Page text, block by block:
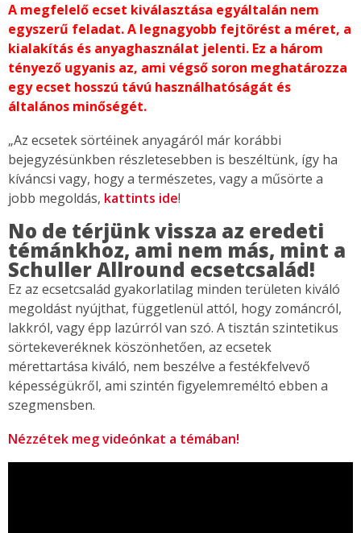
A megfelelő ecset kiválasztása egyáltalán nem
egyszerű feladat. A legnagyobb fejtörést a méret, a
kialakítás és anyaghasználat jelenti. Ez a három
tényező ugyanis az, ami végső soron meghatározza
egy ecset hosszú távú használhatóságát és
általános minőségét.
„Az ecsetek sörtéinek anyagáról már korábbi
bejegyzésünkben részletesebben is beszéltünk, így ha
kíváncsi vagy, hogy a természetes, vagy a műsörte a
jobb megoldás, kattints ide!
No de térjünk vissza az eredeti
témánkhoz, ami nem más, mint a
Schuller Allround ecsetcsalád!
Ez az ecsetcsalád gyakorlatilag minden területen kiváló
megoldást nyújthat, függetlenül attól, hogy zománcról,
lakkról, vagy épp lazúrról van szó. A tisztán szintetikus
sörtekeveréknek köszönhetően, az ecsetek
mérettartása kiváló, nem beszélve a festékfelvevő
képességükről, ami szintén figyelemreméltó ebben a
szegmensben.
Nézzétek meg videónkat a témában!